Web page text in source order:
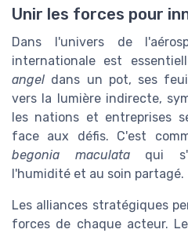
Unir les forces pour
Dans l'univers de
internationale est
angel dans un pot, ses
vers la lumière indirecte,
les nations et entreprises
face aux défis. C'est
begonia maculataqui
l'humidité et au soin partagé.
Les alliances stratégiques
forces de chaque acteur.